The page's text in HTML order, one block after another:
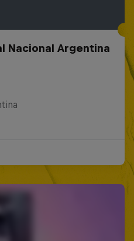
Nacional Argentina